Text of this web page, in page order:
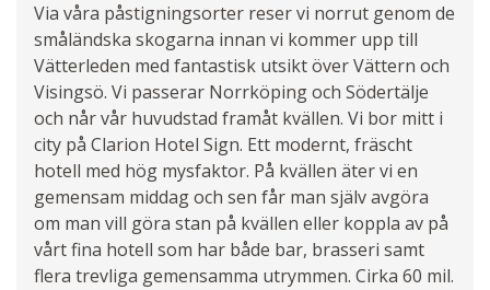
Via våra påstigningsorter reser vi norrut genom de
småländska skogarna innan vi kommer upp till
Vätterleden med fantastisk utsikt över Vättern och
Visingsö. Vi passerar Norrköping och Södertälje
och når vår huvudstad framåt kvällen. Vi bor mitt i
city på Clarion Hotel Sign. Ett modernt, fräscht
hotell med hög mysfaktor. På kvällen äter vi en
gemensam middag och sen får man själv avgöra
om man vill göra stan på kvällen eller koppla av på
vårt fina hotell som har både bar, brasseri samt
flera trevliga gemensamma utrymmen. Cirka 60 mil.